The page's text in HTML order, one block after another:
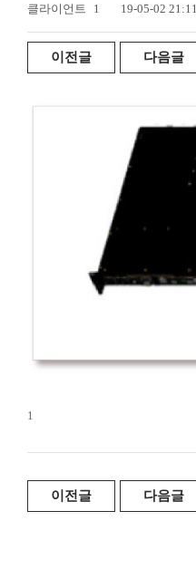
클라이언트 1 19-05-02 21:11
이전글 다음글
1
이전글 다음글